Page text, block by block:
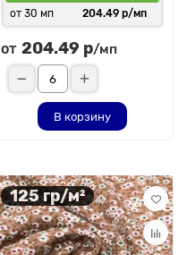
от 30 мп
204.49 р/мп
от 204.49 р/мп
В корзину
125 гр/м²